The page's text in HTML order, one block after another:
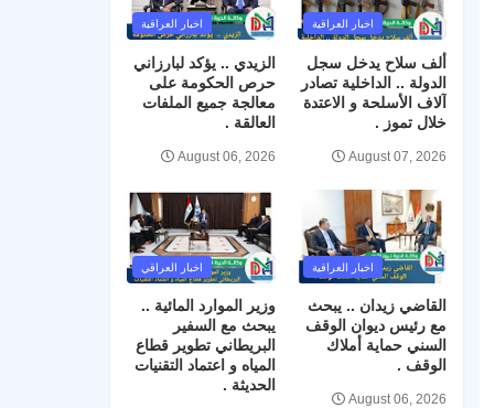
اخبار العراقية
ألف سلاح يدخل سجل
الدولة .. الداخلية تصادر
آلاف الأسلحة و الاعتدة
خلال تموز .
August 07, 2026
اخبار العراقية
الزيدي .. يؤكد لبارزاني
حرص الحكومة على
معالجة جميع الملفات
العالقة .
August 06, 2026
اخبار العراقية
القاضي زيدان .. يبحث
مع رئيس ديوان الوقف
السني حماية أملاك
الوقف .
August 06, 2026
اخبار العراقي
وزير الموارد المائية ..
يبحث مع السفير
البريطاني تطوير قطاع
المياه و اعتماد التقنيات
الحديثة .